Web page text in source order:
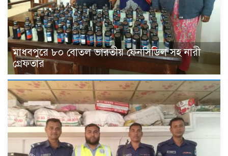
মাধবপুরে ৮০ বোতল ভারতীয় ফেনসিডিল সহ নারী
গ্রেফতার